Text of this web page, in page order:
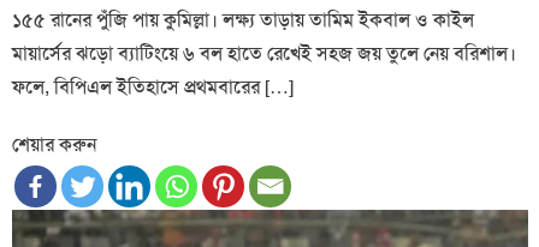
১৫৫ রানের পুঁজি পায় কুমিল্লা। লক্ষ্য তাড়ায় তামিম ইকবাল ও কাইল
মায়ার্সের ঝড়ো ব্যাটিংয়ে ৬ বল হাতে রেখেই সহজ জয় তুলে নেয় বরিশাল।
ফলে, বিপিএল ইতিহাসে প্রথমবারের […]
শেয়ার করুন